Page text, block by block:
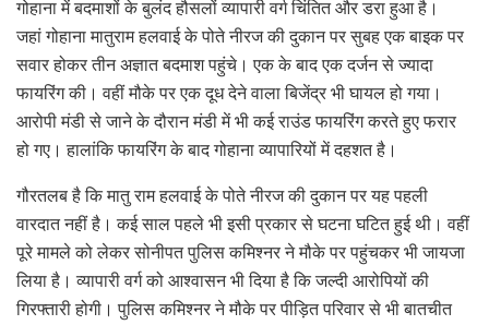
गोहाना में बदमाशों के बुलंद हौसलों व्यापारी वर्ग चिंतित और डरा हुआ है।
जहां गोहाना मातुराम हलवाई के पोते नीरज की दुकान पर सुबह एक बाइक पर
सवार होकर तीन अज्ञात बदमाश पहुंचे। एक के बाद एक दर्जन से ज्यादा
फायरिंग की। वहीं मौके पर एक दूध देने वाला बिजेंद्र भी घायल हो गया।
आरोपी मंडी से जाने के दौरान मंडी में भी कई राउंड फायरिंग करते हुए फरार
हो गए। हालांकि फायरिंग के बाद गोहाना व्यापारियों में दहशत है।
गौरतलब है कि मातु राम हलवाई के पोते नीरज की दुकान पर यह पहली
वारदात नहीं है। कई साल पहले भी इसी प्रकार से घटना घटित हुई थी। वहीं
पूरे मामले को लेकर सोनीपत पुलिस कमिश्नर ने मौके पर पहुंचकर भी जायजा
लिया है। व्यापारी वर्ग को आश्वासन भी दिया है कि जल्दी आरोपियों की
गिरफ्तारी होगी। पुलिस कमिश्नर ने मौके पर पीड़ित परिवार से भी बातचीत